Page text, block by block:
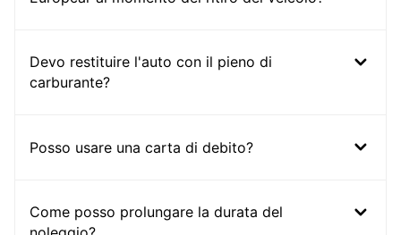
Devo restituire l'auto con il pieno di
carburante?
Posso usare una carta di debito?
Come posso prolungare la durata del